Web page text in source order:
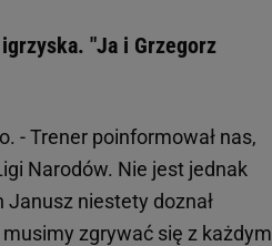
"Ja i Grzegorz
- Trener poinformował nas,
Narodów. Nie jest jednak
niestety doznał
zgrywać się z każdym